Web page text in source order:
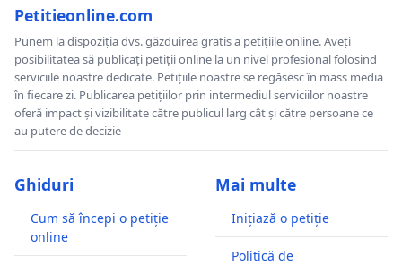
Petitieonline.com
Punem la dispoziția dvs. găzduirea gratis a petițiile online. Aveți
posibilitatea să publicați petiții online la un nivel profesional folosind
serviciile noastre dedicate. Petițiile noastre se regăsesc în mass media
în fiecare zi. Publicarea petițiilor prin intermediul serviciilor noastre
oferă impact și vizibilitate către publicul larg cât și către persoane ce
au putere de decizie
Ghiduri
Cum să începi o petiție
online
Mai multe
Inițiază o petiție
Politică de